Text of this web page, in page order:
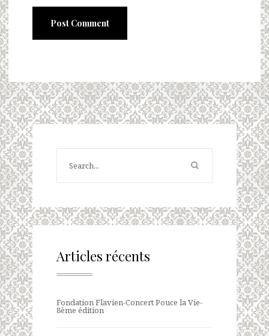
Articles récents
Fondation Flavien-Concert Pouce la Vie-
8ème édition